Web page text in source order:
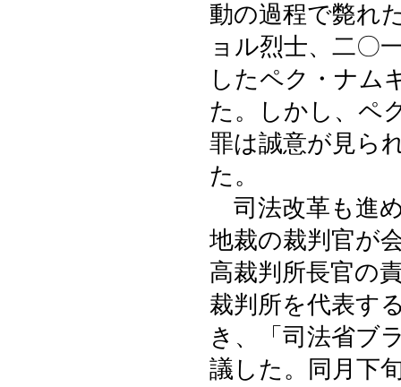
動の過程で斃れ
ョル烈士、二〇
したペク・ナム
た。しかし、ペ
罪は誠意が見ら
た。
司法改革も進
地裁の裁判官が
高裁判所長官の
裁判所を代表す
き、「司法省ブ
議した。同月下